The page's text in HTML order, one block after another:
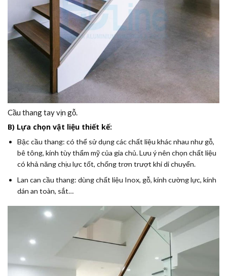
Cầu thang tay vịn gỗ.
B) Lựa chọn vật liệu thiết kế:
Bậc cầu thang: có thể sử dụng các chất liệu khác nhau như gỗ,
bê tông, kính tùy thẩm mỹ của gia chủ. Lưu ý nên chọn chất liệu
có khả năng chịu lực tốt, chống trơn trượt khi di chuyển.
Lan can cầu thang: dùng chất liệu Inox, gỗ, kính cường lực, kính
dán an toàn, sắt…